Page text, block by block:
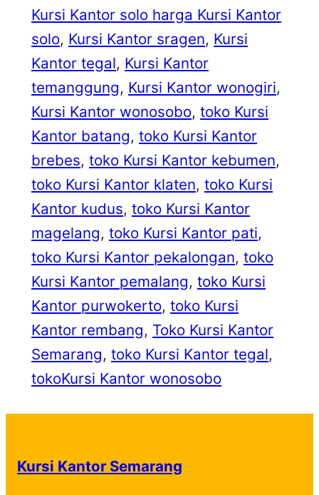
Kursi Kantor solo harga Kursi Kantor
solo, Kursi Kantor sragen, Kursi
Kantor tegal, Kursi Kantor
temanggung, Kursi Kantor wonogiri
Kursi Kantor wonosobo, toko Kursi
Kantor batang, toko Kursi Kantor
brebes, toko Kursi Kantor kebumen
toko Kursi Kantor klaten, toko Kursi
Kantor kudus, toko Kursi Kantor
magelang, toko Kursi Kantor pati
toko Kursi Kantor pekalongan, toko
Kursi Kantor pemalang, toko Kursi
Kantor purwokerto, toko Kursi
Kantor rembang, Toko Kursi Kantor
Semarang, toko Kursi Kantor tegal
tokoKursi Kantor wonosobo
Kursi Kantor Semarang